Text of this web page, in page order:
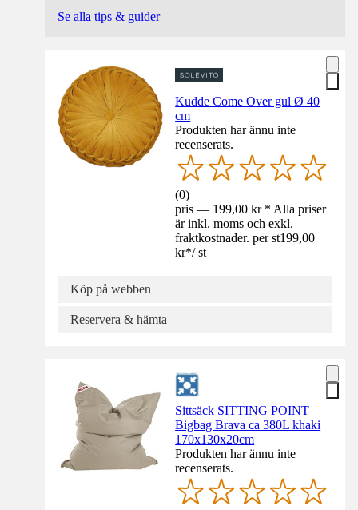
Se alla tips & guider
Kudde Come Over gul Ø 40
cm
Produkten har ännu inte
recenserats.
(0)
pris — 199,00 kr * Alla priser
är inkl. moms och exkl.
fraktkostnader. per st199,00
kr*/ st
Köp på webben
Reservera & hämta
Sittsäck SITTING POINT
Bigbag Brava ca 380L khaki
170x130x20cm
Produkten har ännu inte
recenserats.